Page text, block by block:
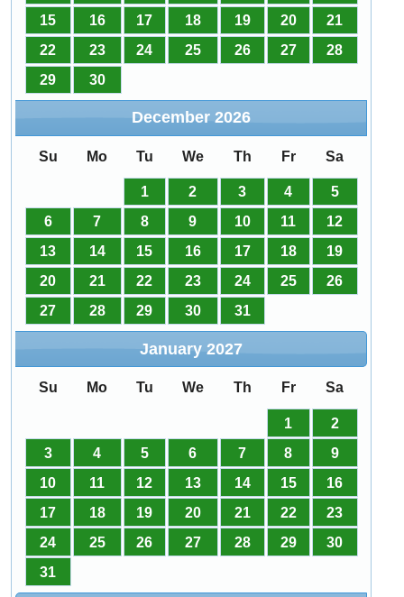
15
16 17 18 19 20
21
22
23 24 25 26 27
28
29
30
December 2026
Su Mo Tu We Th Fr Sa
1 2 3 4
5
6
7 8 9 10 11
12
13
14 15 16 17 18
19
20
21 22 23 24 25
26
27
28 29 30 31
January 2027
Su Mo Tu We Th Fr Sa
1
2
3
4 5 6 7 8
9
10
11 12 13 14 15
16
17
18 19 20 21 22
23
24
25 26 27 28 29
30
31